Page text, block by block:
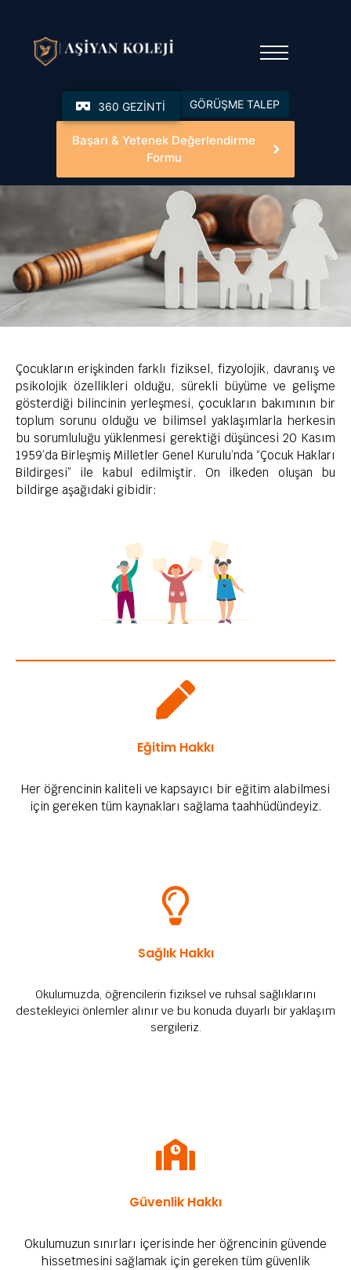
360 GEZİNTİ GÖRÜŞME TALEP
Başarı & Yetenek Değerlendirme
Formu
Çocuk Hakları Bildirgesi
Çocukların erişkinden farklı fiziksel, fizyolojik, davranış ve
psikolojik özellikleri olduğu, sürekli büyüme ve gelişme
gösterdiği bilincinin yerleşmesi, çocukların bakımının bir
toplum sorunu olduğu ve bilimsel yaklaşımlarla herkesin
bu sorumluluğu yüklenmesi gerektiği düşüncesi 20 Kasım
1959’da Birleşmiş Milletler Genel Kurulu’nda “Çocuk Hakları
Bildirgesi” ile kabul edilmiştir. On ilkeden oluşan bu
bildirge aşağıdaki gibidir:
Eğitim Hakkı
Her öğrencinin kaliteli ve kapsayıcı bir eğitim alabilmesi
için gereken tüm kaynakları sağlama taahhüdündeyiz.
Sağlık Hakkı
Okulumuzda, öğrencilerin fiziksel ve ruhsal sağlıklarını
destekleyici önlemler alınır ve bu konuda duyarlı bir yaklaşım
sergileriz.
Güvenlik Hakkı
Okulumuzun sınırları içerisinde her öğrencinin güvende
hissetmesini sağlamak için gereken tüm güvenlik